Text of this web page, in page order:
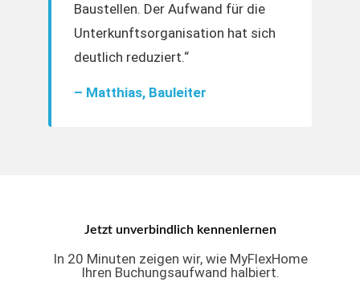
Baustellen. Der Aufwand für die
Unterkunftsorganisation hat sich
deutlich reduziert.“
– Matthias, Bauleiter
Jetzt unverbindlich kennenlernen
In 20 Minuten zeigen wir, wie MyFlexHome
Ihren Buchungsaufwand halbiert.